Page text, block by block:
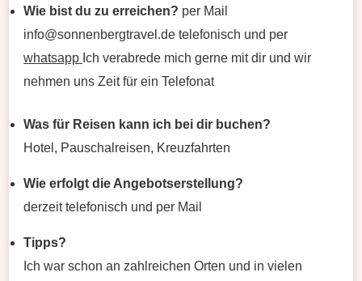
Wie bist du zu erreichen? per Mail
info@sonnenbergtravel.de telefonisch und per
whatsapp Ich verabrede mich gerne mit dir und wir
nehmen uns Zeit für ein Telefonat
Was für Reisen kann ich bei dir buchen?
Hotel, Pauschalreisen, Kreuzfahrten
Wie erfolgt die Angebotserstellung?
derzeit telefonisch und per Mail
Tipps?
Ich war schon an zahlreichen Orten und in vielen